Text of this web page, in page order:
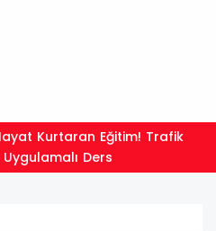
Ders